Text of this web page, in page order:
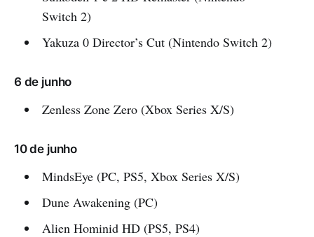
Switch 2)
Yakuza 0 Director’s Cut (Nintendo Switch 2)
6 de junho
Zenless Zone Zero (Xbox Series X/S)
10 de junho
MindsEye (PC, PS5, Xbox Series X/S)
Dune Awakening (PC)
Alien Hominid HD (PS5, PS4)